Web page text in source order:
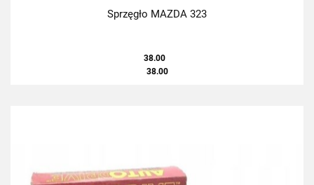
Sprzęgło MAZDA 323
38.00
38.00